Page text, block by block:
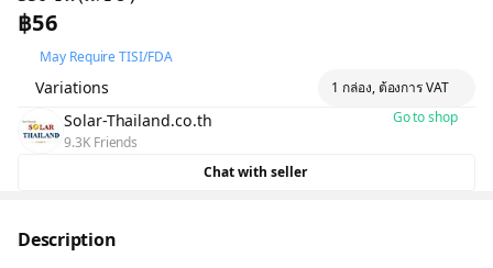
฿56
May Require TISI/FDA
Variations 1 กล่อง, ต้องการ VAT
Solar-Thailand.co.th
9.3K Friends
Go to shop
Chat with seller
Description